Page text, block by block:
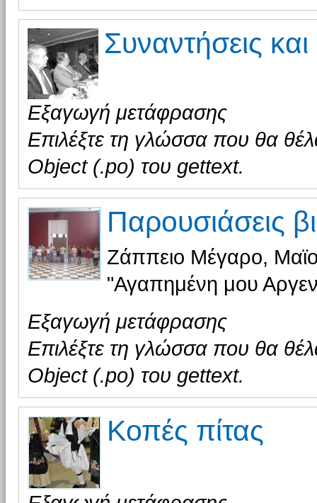
Συναντήσεις
Εξαγωγή μετάφρασης
Επιλέξτε τη γλώσσα που θα
Object (.po) του gettext.
Παρουσιάσεις
Ζάππειο Μέγαρο,
"Αγαπημένη μου
Εξαγωγή μετάφρασης
Επιλέξτε τη γλώσσα που θα
Object (.po) του gettext.
Κοπές πίτας